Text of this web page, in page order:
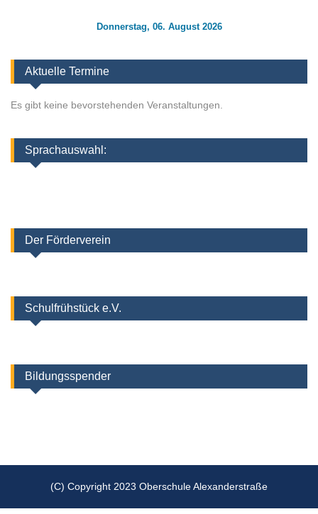
Donnerstag, 06. August 2026
Aktuelle Termine
Es gibt keine bevorstehenden Veranstaltungen.
Sprachauswahl:
Der Förderverein
Schulfrühstück e.V.
Bildungsspender
(C) Copyright 2023 Oberschule Alexanderstraße